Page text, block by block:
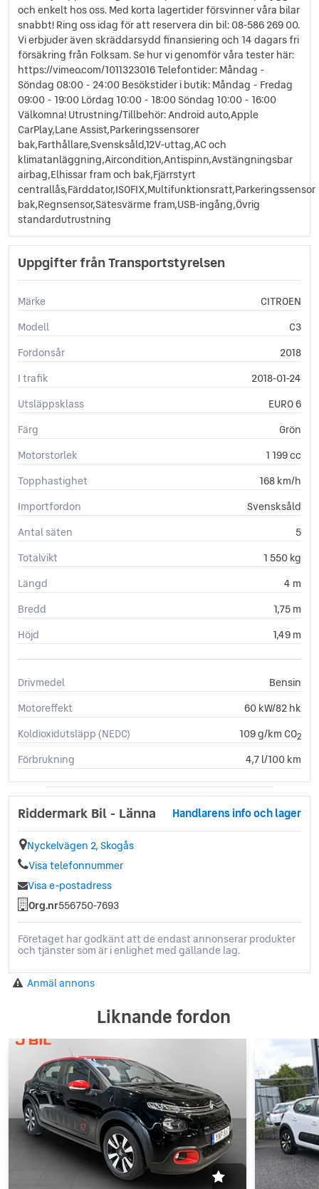
och enkelt hos oss. Med korta lagertider försvinner våra bilar
snabbt! Ring oss idag för att reservera din bil: 08-586 269 00.
Vi erbjuder även skräddarsydd finansiering och 14 dagars fri
försäkring från Folksam. Se hur vi genomför våra tester här:
https://vimeo.com/1011323016 Telefontider: Måndag -
Söndag 08:00 - 24:00 Besökstider i butik: Måndag - Fredag
09:00 - 19:00 Lördag 10:00 - 18:00 Söndag 10:00 - 16:00
Välkomna! Utrustning/Tillbehör: Android auto,Apple
CarPlay,Lane Assist,Parkeringssensorer
bak,Farthållare,Svensksåld,12V-uttag,AC och
klimatanläggning,Aircondition,Antispinn,Avstängningsbar
airbag,Elhissar fram och bak,Fjärrstyrt
centrallås,Färddator,ISOFIX,Multifunktionsratt,Parkeringssensor
bak,Regnsensor,Sätesvärme fram,USB-ingång,Övrig
standardutrustning
Uppgifter från Transportstyrelsen
Märke
CITROEN
Modell
C3
Fordonsår
2018
I trafik
2018-01-24
Utsläppsklass
EURO 6
Färg
Grön
Motorstorlek
1 199 cc
Topphastighet
168 km/h
Importfordon
Svensksåld
Antal säten
5
Totalvikt
1 550 kg
Längd
4 m
Bredd
1,75 m
Höjd
1,49 m
Drivmedel
Bensin
Motoreffekt
60 kW/82 hk
Koldioxidutsläpp (NEDC)
109 g/km CO2
Förbrukning 4,7 l/100 km
Riddermark Bil - Länna Handlarens info och lager
Nyckelvägen 2, Skogås
Visa telefonnummer
Visa e-postadress
Org.nr556750-7693
Företaget har godkänt att de endast annonserar produkter
och tjänster som är i enlighet med gällande lag.
Anmäl annons
Liknande fordon